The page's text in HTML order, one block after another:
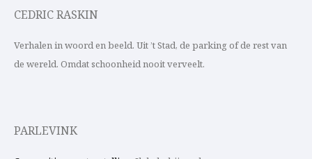
CEDRIC RASKIN
Verhalen in woord en beeld. Uit ’t Stad, de parking of de rest van
de wereld. Omdat schoonheid nooit verveelt.
PARLEVINK